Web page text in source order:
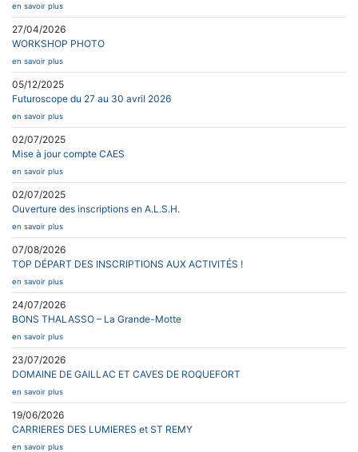
en savoir plus
27/04/2026
WORKSHOP PHOTO
en savoir plus
05/12/2025
Futuroscope du 27 au 30 avril 2026
en savoir plus
02/07/2025
Mise à jour compte CAES
en savoir plus
02/07/2025
Ouverture des inscriptions en A.L.S.H.
en savoir plus
07/08/2026
TOP DÉPART DES INSCRIPTIONS AUX ACTIVITÉS !
en savoir plus
24/07/2026
BONS THALASSO – La Grande-Motte
en savoir plus
23/07/2026
DOMAINE DE GAILLAC ET CAVES DE ROQUEFORT
en savoir plus
19/06/2026
CARRIERES DES LUMIERES et ST REMY
en savoir plus